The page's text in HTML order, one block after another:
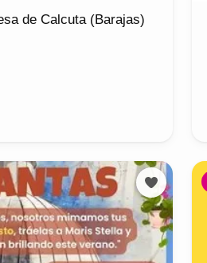
de Calcuta (Barajas)